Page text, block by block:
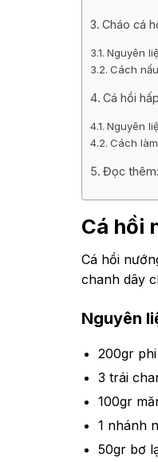
Cháo cá
Nguyên
Cách
Cá hồi
Nguyên
Cách
Đọc thêm:
Cá hồi
Cá hồi
chanh dây
Nguyên
200gr
3 trái
100gr
1 nhánh
50gr bơ